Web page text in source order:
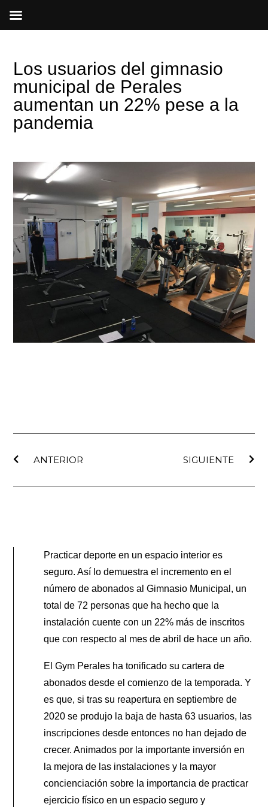
Los usuarios del gimnasio
municipal de Perales
aumentan un 22% pese a la
pandemia
ANTERIOR
SIGUIENTE
Practicar deporte en un espacio interior es
seguro. Así lo demuestra el incremento en el
número de abonados al Gimnasio Municipal, un
total de 72 personas que ha hecho que la
instalación cuente con un 22% más de inscritos
que con respecto al mes de abril de hace un año.
El Gym Perales ha tonificado su cartera de
abonados desde el comienzo de la temporada. Y
es que, si tras su reapertura en septiembre de
2020 se produjo la baja de hasta 63 usuarios, las
inscripciones desde entonces no han dejado de
crecer. Animados por la importante inversión en
la mejora de las instalaciones y la mayor
concienciación sobre la importancia de practicar
ejercicio físico en un espacio seguro y